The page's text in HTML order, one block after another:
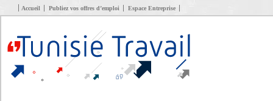
Accueil Publiez vos offres d’emploi Espace Entreprise